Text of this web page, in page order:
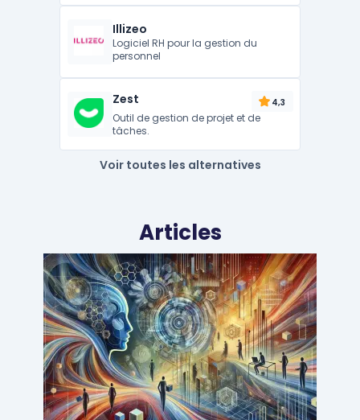
Illizeo
Logiciel RH pour la gestion du
personnel
Zest 4,3
Outil de gestion de projet et de
tâches.
Voir toutes les alternatives
Articles